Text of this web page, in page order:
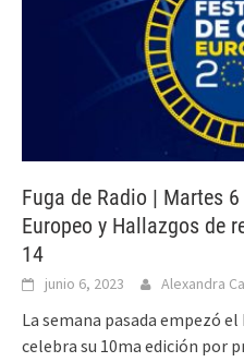
Fuga de Radio | Martes
Europeo y Hallazgos de
14
junio 6, 2023 Alexandra
La semana pasada empezó
celebra su 10ma edición por